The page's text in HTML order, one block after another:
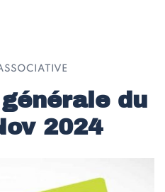
du
2024